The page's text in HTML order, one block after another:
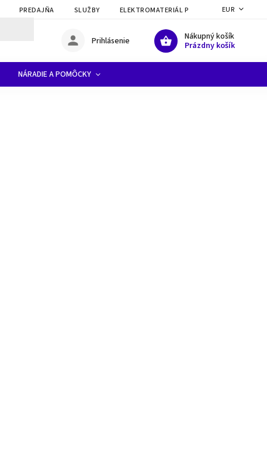
PREDAJŇA SLUŽBY ELEKTROMATERIÁL PRE ELEKTRIKÁROV A
EUR
Nákupný košík
Prázdny košík
Prihlásenie
NÁRADIE A POMÔCKY